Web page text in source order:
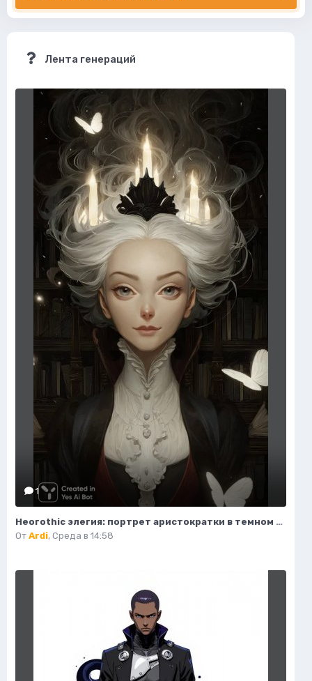
Лента генераций
1
Неогothic элегия: портрет аристократки в темном величии библиотеки. Картинка из нейронной сети Миджорни
От Ardi, Среда в 14:58